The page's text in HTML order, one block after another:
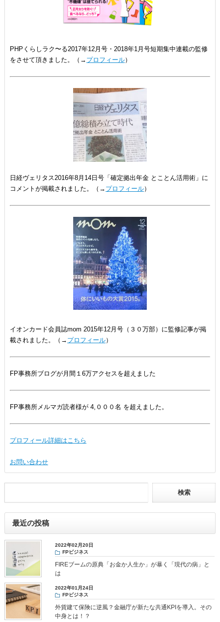
PHPくらしラク〜る2017年12月号・2018年1月号短期集中連載の監修
をさせて頂きました。（→ プロフィール）
日経ヴェリタス2016年8月14日号「確定拠出年金 とことん活用術」に
コメントが掲載されました。（→ プロフィール）
イオンカード会員誌mom 2015年12月号（３０万部）に監修記事が掲
載されました。（→ プロフィール）
FP事務所ブログが月間１6万アクセスを超えました
FP事務所メルマガ読者様が 4,０００名 を超えました。
プロフィール詳細はこちら
お問い合わせ
最近の投稿
2022年02月20日
FPビジネス
FIREブームの原典「お金か人生か」が暴く「現代の病」と
は
2022年01月24日
FPビジネス
外貨建て保険に逆風？金融庁が新たな共通KPIを導入。その
中身とは！？